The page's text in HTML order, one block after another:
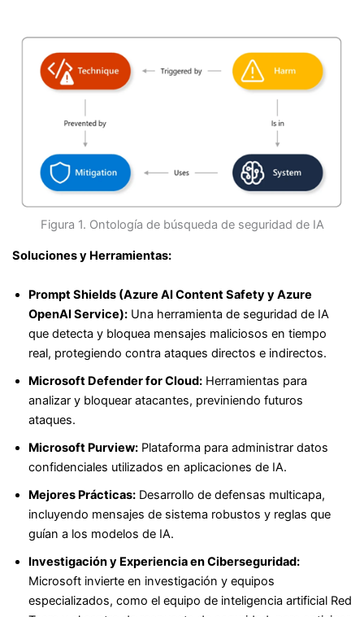
Figura 1. Ontología de búsqueda de seguridad de IA
Soluciones y Herramientas:
Prompt Shields (Azure AI Content Safety y Azure
OpenAI Service):Una herramienta de seguridad de IA
que detecta y bloquea mensajes maliciosos en tiempo
real, protegiendo contra ataques directos e indirectos.
Microsoft Defender for Cloud:Herramientas para
analizar y bloquear atacantes, previniendo futuros
ataques.
Microsoft Purview:Plataforma para administrar datos
confidenciales utilizados en aplicaciones de IA.
Mejores Prácticas:Desarrollo de defensas multicapa,
incluyendo mensajes de sistema robustos y reglas que
guían a los modelos de IA.
Investigación y Experiencia en Ciberseguridad:
Microsoft invierte en investigación y equipos
especializados, como el equipo de inteligencia artificial Red